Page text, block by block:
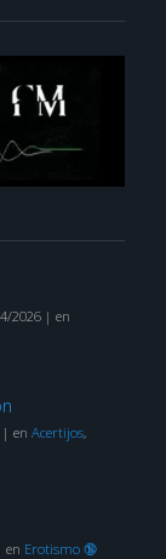
2026| en
en Acertijos,
en Erotismo 🔞